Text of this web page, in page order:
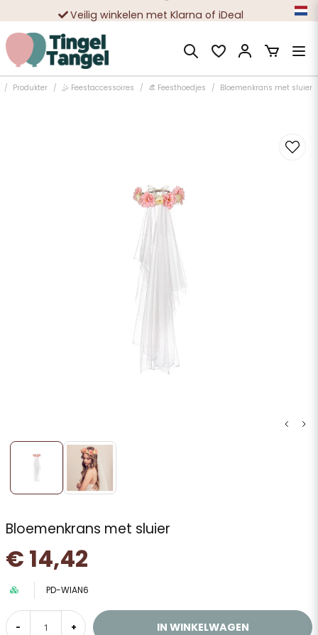
Veilig winkelen met Klarna of iDeal
Tienduizenden tevreden klanten
Produkter 🤹 Feestaccessoires 👒 Feesthoedjes Bloemenkrans met sluier
Bloemenkrans met sluier
€ 14,42
PD-WIAN6
- + IN WINKELWAGEN